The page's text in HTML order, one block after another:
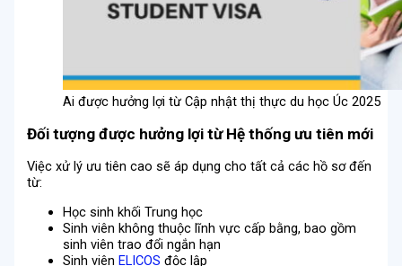
Ai được hưởng lợi từ Cập nhật thị thực du học Úc 2025
Đối tượng được hưởng lợi từ Hệ thống ưu tiên mới
Việc xử lý ưu tiên cao sẽ áp dụng cho tất cả các hồ sơ đến
từ:
Học sinh khối Trung học
Sinh viên không thuộc lĩnh vực cấp bằng, bao gồm
sinh viên trao đổi ngắn hạn
Sinh viênELICOS độc lập